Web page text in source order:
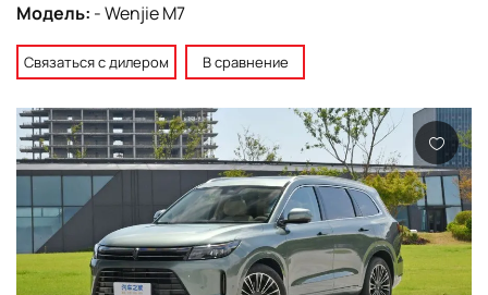
Модель: - Wenjie M7
Связаться с дилером В сравнение